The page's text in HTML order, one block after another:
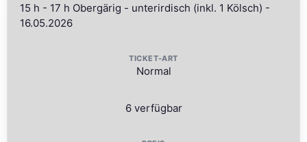
15 h - 17 h Obergärig - unterirdisch (inkl. 1 Kölsch) -
16.05.2026
Normal
6 verfügbar